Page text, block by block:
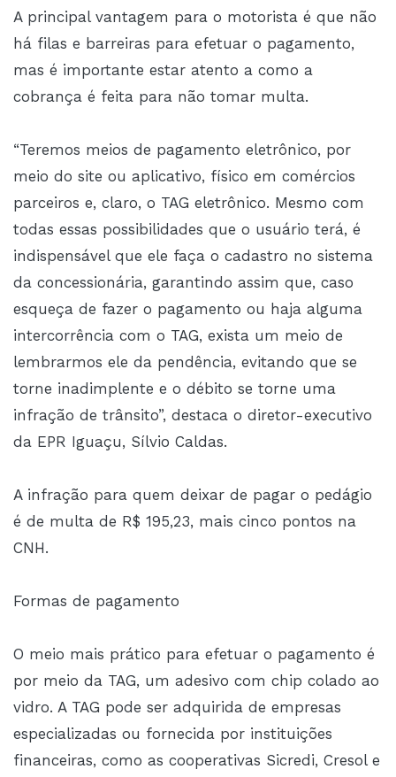
A principal vantagem para o motorista é que não
há filas e barreiras para efetuar o pagamento,
mas é importante estar atento a como a
cobrança é feita para não tomar multa.
“Teremos meios de pagamento eletrônico, por
meio do site ou aplicativo, físico em comércios
parceiros e, claro, o TAG eletrônico. Mesmo com
todas essas possibilidades que o usuário terá, é
indispensável que ele faça o cadastro no sistema
da concessionária, garantindo assim que, caso
esqueça de fazer o pagamento ou haja alguma
intercorrência com o TAG, exista um meio de
lembrarmos ele da pendência, evitando que se
torne inadimplente e o débito se torne uma
infração de trânsito”, destaca o diretor-executivo
da EPR Iguaçu, Sílvio Caldas.
A infração para quem deixar de pagar o pedágio
é de multa de R$ 195,23, mais cinco pontos na
CNH.
Formas de pagamento
O meio mais prático para efetuar o pagamento é
por meio da TAG, um adesivo com chip colado ao
vidro. A TAG pode ser adquirida de empresas
especializadas ou fornecida por instituições
financeiras, como as cooperativas Sicredi, Cresol e